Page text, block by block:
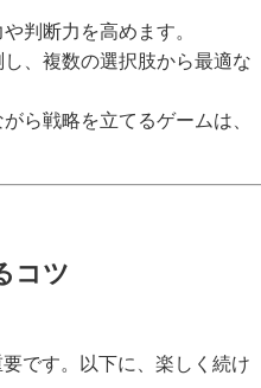
判断力を高めます。
、複数の選択肢から最適な
ら戦略を立てるゲームは、
コツ
です。以下に、楽しく続け